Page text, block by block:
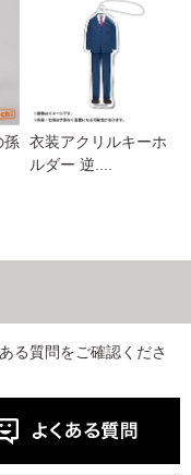
孫
衣装アクリルキーホ
ルダー 逆....
る質問をご確認くださ